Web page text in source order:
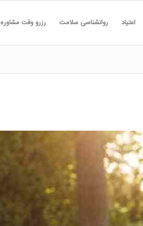
اعتیاد روانشناسی سلامت رزرو وقت مشاوره